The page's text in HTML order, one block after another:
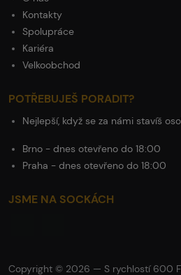
Kontakty
Spolupráce
Kariéra
Velkoobchod
POTŘEBUJEŠ PORADIT?
Nejlepší, když se za námi stavíš
Brno - dnes otevřeno do 18:00
Praha - dnes otevřeno do 18:00
JSME NA SOCKÁCH
Copyright © 2026 — S rychlostí 600